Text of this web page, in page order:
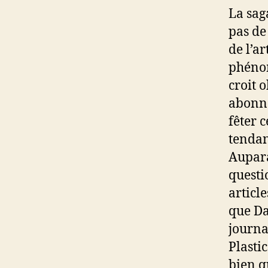
La
pas
de
croit
fêter
que